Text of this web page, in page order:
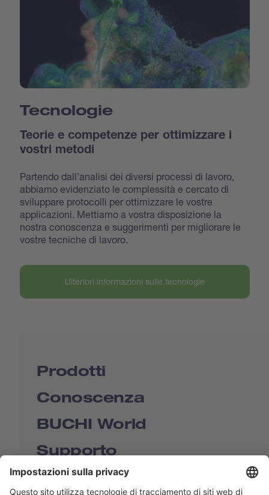
Tecnologie
Teorie e competenze per ottimizzare i
vostri metodi
Partendo dall’analisi dei diversi processi di lavoro,
abbiamo evidenziato le complessità e cercato di
sviluppare protocolli per ottimizzare le vostre
applicazioni. Mettiamo a vostra disposizione la
nostra conoscenza e suggerimenti per migliorare le
vostre tecniche di lavoro.
Ulteriori informazioni sulle tecnologie
Prodotti
Conoscenza
BUCHI World
Supporto
Shop